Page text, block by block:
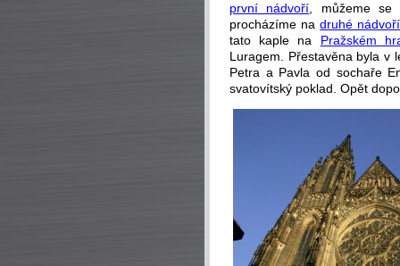
první nádvoří , můžeme
procházíme nadruhé nádvoří
tato kaple na Pražském
Luragem. Přestavěna byla v
Petra a Pavla od sochaře
svatovítský poklad. Opět